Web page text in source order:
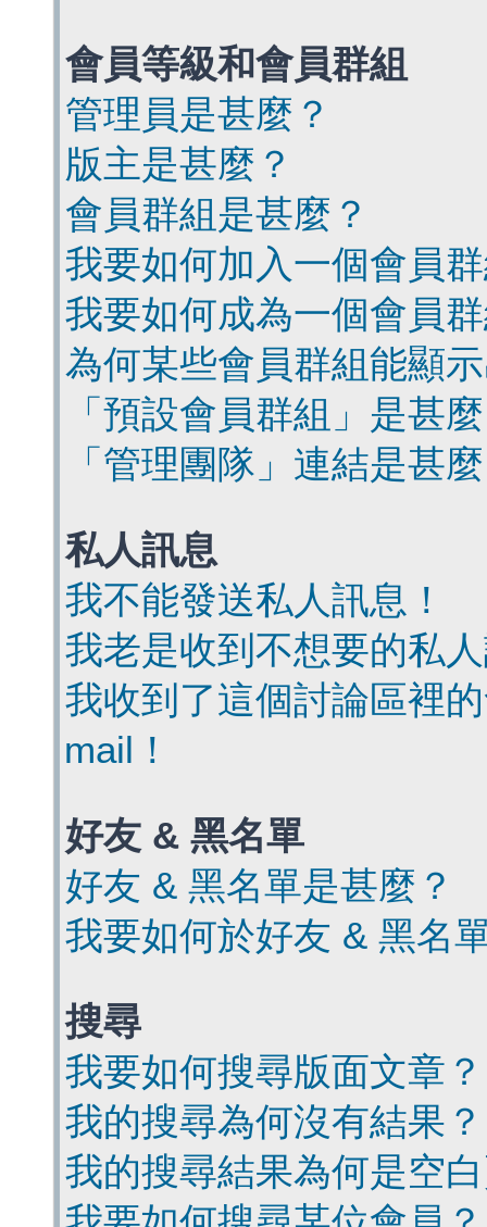
會員等級和會員群組
管理員是甚麼？
版主是甚麼？
會員群組是甚麼？
我要如何加入一個會員
我要如何成為一個會員
為何某些會員群組能顯
「預設會員群組」是甚
「管理團隊」連結是甚
私人訊息
我不能發送私人訊息！
我老是收到不想要的私
我收到了這個討論區裡
mail！
好友 & 黑名單
好友 & 黑名單是甚麼？
我要如何於好友 & 黑名
搜尋
我要如何搜尋版面文章？
我的搜尋為何沒有結果？
我的搜尋結果為何是空